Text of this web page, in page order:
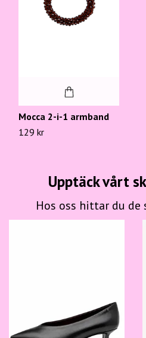
Mocca 2-i-1 armband
129 kr
Upptäck vårt
Hos oss hittar du de